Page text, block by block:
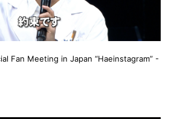
Fan Meeting in Japan “Haeinstagram” -